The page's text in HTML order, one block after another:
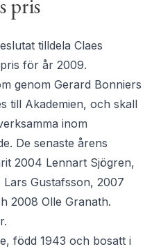
pris
tilldela Claes
för år 2009.
genom Gerard Bonniers
till Akademien, och skall
inom
De senaste årens
2004 Lennart Sjögren,
Gustafsson, 2007
2008 Olle Granath.
född 1943 och bosatt i